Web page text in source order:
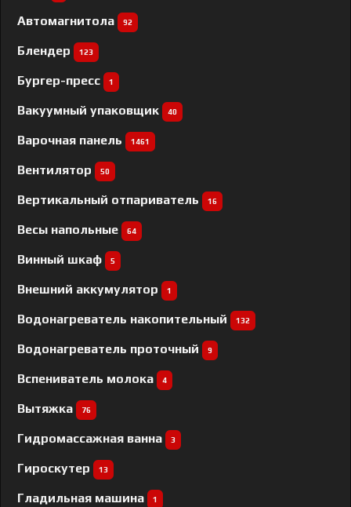
Автомагнитола 92
Блендер 123
Бургер-пресс 1
Вакуумный упаковщик 40
Варочная панель 1461
Вентилятор 50
Вертикальный отпариватель 16
Весы напольные 64
Винный шкаф 5
Внешний аккумулятор 1
Водонагреватель накопительный 132
Водонагреватель проточный 9
Вспениватель молока 4
Вытяжка 76
Гидромассажная ванна 3
Гироскутер 13
Гладильная машина 1